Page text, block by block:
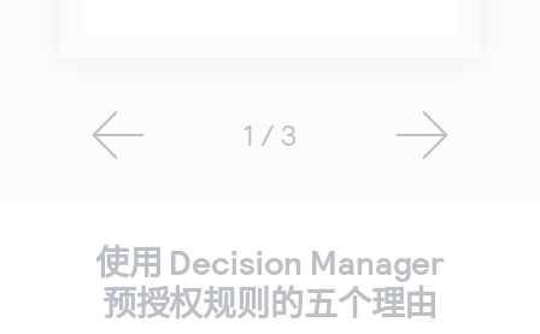
1 / 3
使用 Decision Manager
预授权规则的五个理由